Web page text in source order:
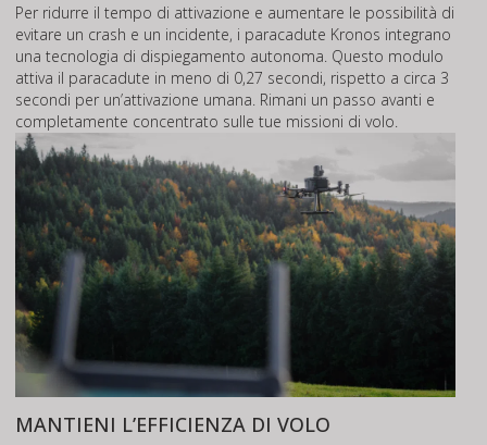
Per ridurre il tempo di attivazione e aumentare le possibilità di
evitare un crash e un incidente, i paracadute Kronos integrano
una tecnologia di dispiegamento autonoma. Questo modulo
attiva il paracadute in meno di 0,27 secondi, rispetto a circa 3
secondi per un’attivazione umana. Rimani un passo avanti e
completamente concentrato sulle tue missioni di volo.
MANTIENI L’EFFICIENZA DI VOLO